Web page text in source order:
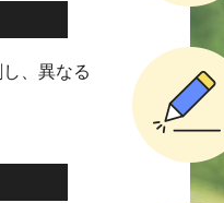
、異なる